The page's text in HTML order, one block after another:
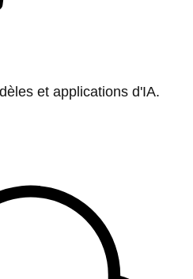
et applications d'IA.